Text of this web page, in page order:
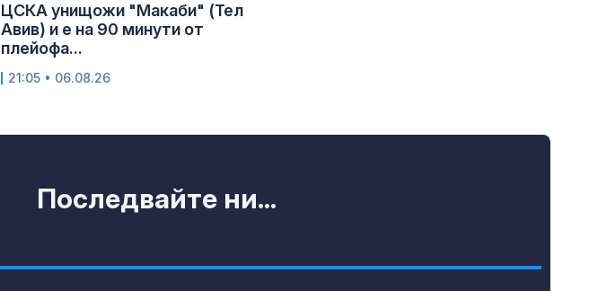
ЦСКА унищожи "Макаби" (Тел
Авив) и е на 90 минути от
плейофа...
21:05 • 06.08.26
Последвайте ни...